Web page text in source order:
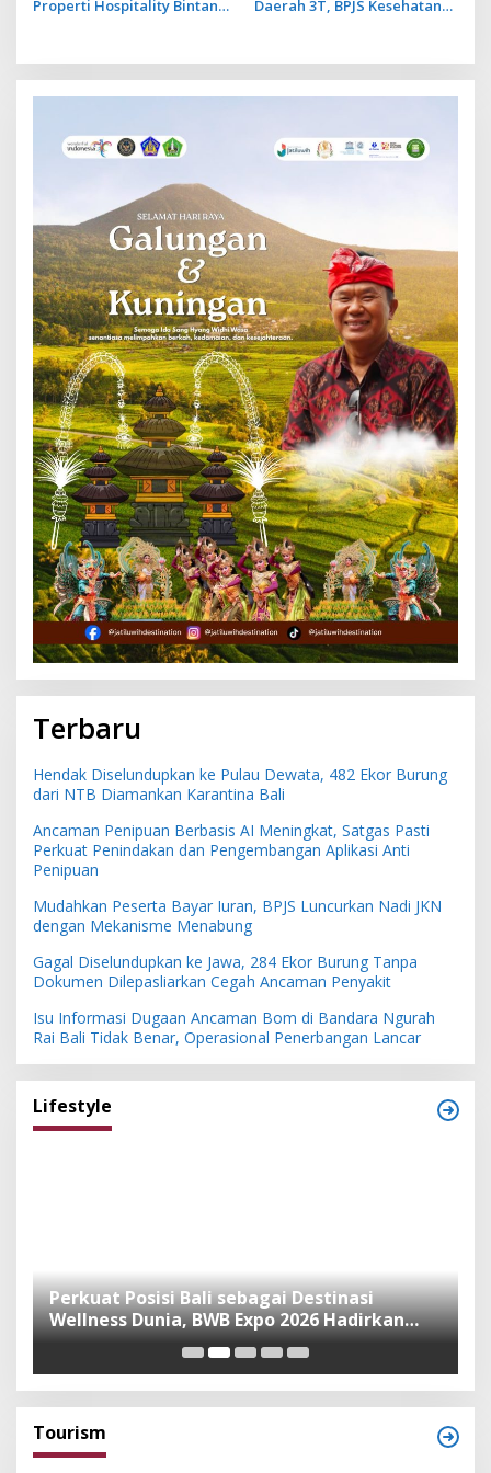
Properti Hospitality Bintang
Daerah 3T, BPJS Kesehatan
Terbaru
Hendak Diselundupkan ke Pulau Dewata, 482 Ekor Burung
dari NTB Diamankan Karantina Bali
Ancaman Penipuan Berbasis AI Meningkat, Satgas Pasti
Perkuat Penindakan dan Pengembangan Aplikasi Anti
Penipuan
Mudahkan Peserta Bayar Iuran, BPJS Luncurkan Nadi JKN
dengan Mekanisme Menabung
Gagal Diselundupkan ke Jawa, 284 Ekor Burung Tanpa
Dokumen Dilepasliarkan Cegah Ancaman Penyakit
Isu Informasi Dugaan Ancaman Bom di Bandara Ngurah
Rai Bali Tidak Benar, Operasional Penerbangan Lancar
Lifestyle
Perkuat Posisi Bali sebagai Destinasi
Wellness Dunia, BWB Expo 2026 Hadirkan
Exhibitor Nasional dan Global
Tourism